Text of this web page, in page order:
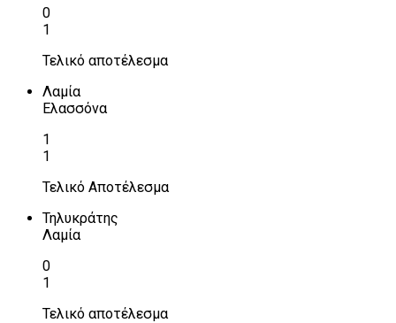
0
1
Τελικό αποτέλεσμα
Λαμία
Ελασσόνα
1
1
Τελικό Αποτέλεσμα
Τηλυκράτης
Λαμία
0
1
Τελικό αποτέλεσμα